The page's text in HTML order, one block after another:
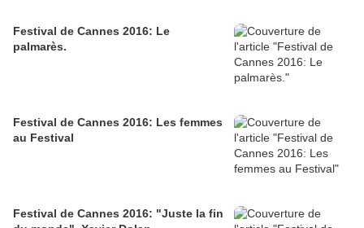
Festival de Cannes 2016: Le
palmarès.
Festival de Cannes 2016: Les femmes
au Festival
Festival de Cannes 2016: "Juste la fin